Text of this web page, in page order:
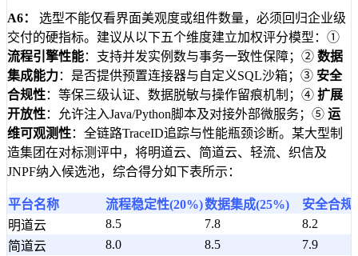
A6：
选型不能仅看界面美观度或组件数量，必须回归企业级
交付的硬指标。建议从以下五个维度建立加权评分模型：①
流程引擎性能：支持并发实例数与事务一致性保障；② 数据
集成能力：是否提供预置连接器与自定义SQL沙箱；③ 安全
合规性：等保三级认证、数据脱敏与操作留痕机制；④ 扩展
开放性：允许注入Java/Python脚本及对接外部微服务；⑤ 运
维可观测性：全链路TraceID追踪与性能瓶颈诊断。某大型制
造集团在对标测评中，将明道云、简道云、轻流、织信及
JNPF纳入候选池，综合得分如下表所示：
平台名称 流程稳定性(20%)数据集成(25%)
安全合规
明道云
8.5 7.8
8.2
简道云
8.0 8.5
7.9